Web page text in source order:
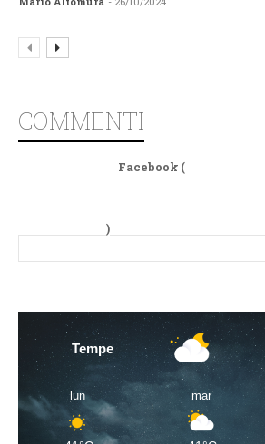
COMMENTI
Facebook (
)
Tempe
lun mar